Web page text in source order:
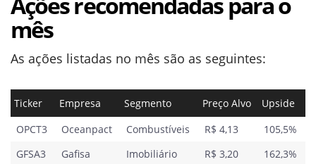
mês
As ações listadas no mês são as seguintes:
Ticker Empresa Segmento Preço Alvo
Upside
OPCT3
Oceanpact Combustíveis R$ 4,13
105,5%
GFSA3
Gafisa Imobiliário R$ 3,20
162,3%